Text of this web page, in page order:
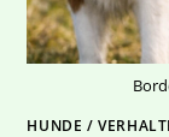
HUNDE /